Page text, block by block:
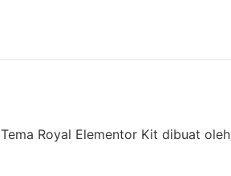
Tema Royal Elementor Kit dibuat oleh